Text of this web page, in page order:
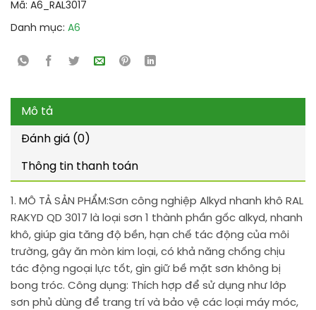
Mã: A6_RAL3017
Danh mục: A6
Mô tả
Đánh giá (0)
Thông tin thanh toán
1. MÔ TẢ SẢN PHẨM:Sơn công nghiệp Alkyd nhanh khô RAL
RAKYD QD 3017 là loại sơn 1 thành phần gốc alkyd, nhanh
khô, giúp gia tăng độ bền, hạn chế tác động của môi
trường, gây ăn mòn kim loại, có khả năng chống chịu
tác động ngoại lực tốt, gìn giữ bề mặt sơn không bị
bong tróc. Công dụng: Thích hợp để sử dụng như lớp
sơn phủ dùng để trang trí và bảo vệ các loại máy móc,